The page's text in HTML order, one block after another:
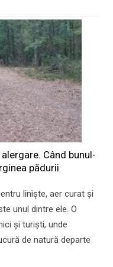
Când bunul-
pădurii
liniște, aer curat și
unul dintre ele. O
și turiști, unde
de natură departe